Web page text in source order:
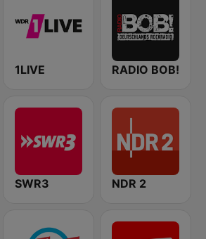
1LIVE RADIO BOB!
SWR3 NDR 2